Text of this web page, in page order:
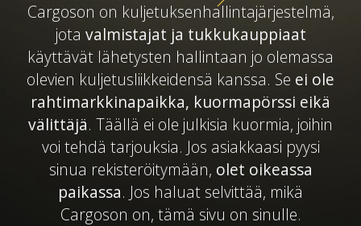
Cargoson on kuljetuksenhallintajärjestelmä,
jota valmistajat ja tukkukauppiaat
käyttävät lähetysten hallintaan jo olemassa
olevien kuljetusliikkeidensä kanssa. Se ei ole
rahtimarkkinapaikka, kuormapörssi eikä
välittäjä. Täällä ei ole julkisia kuormia, joihin
voi tehdä tarjouksia. Jos asiakkaasi pyysi
sinua rekisteröitymään, olet oikeassa
paikassa. Jos haluat selvittää, mikä
Cargoson on, tämä sivu on sinulle.